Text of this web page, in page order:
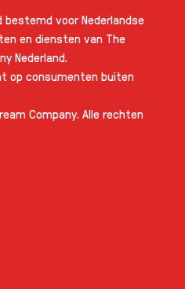
voor Nederlandse
en diensten van The
Nederland.
op consumenten buiten
Company. Alle rechten